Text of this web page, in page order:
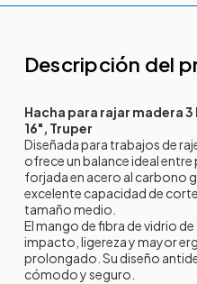
Descripción del
Hacha para rajar madera
16", Truper
Diseñada para trabajos de
ofrece un balance ideal
forjada en acero al carbono
excelente capacidad de
tamaño medio.
El mango de fibra de vidrio
impacto, ligereza y mayor
prolongado. Su diseño
cómodo y seguro.